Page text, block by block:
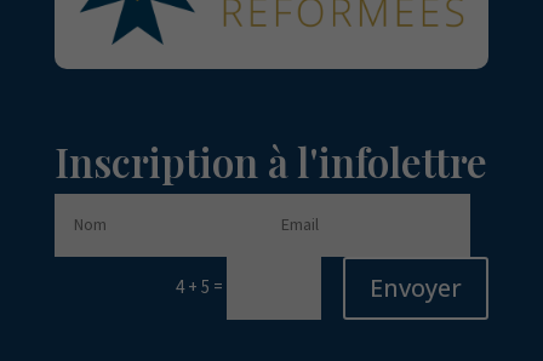
Inscription à l'infolettre
4 + 5 = Envoyer